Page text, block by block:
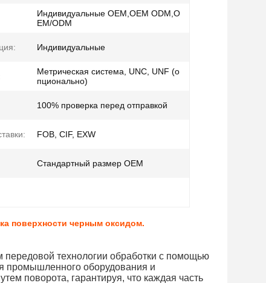
Индивидуальные OEM,OEM ODM,O
EM/ODM
Индивидуальные
Метрическая система, UNC, UNF (о
пционально)
100% проверка перед отправкой
FOB, CIF, EXW
Стандартный размер OEM
поверхности черным оксидом.
передовой технологии обработки с помощью
промышленного оборудования и
поворота, гарантируя, что каждая часть